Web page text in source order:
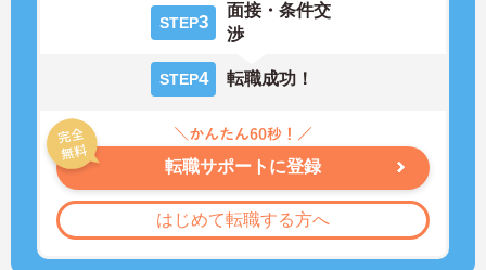
STEP3
面接・条件交
渉
STEP4 転職成功！
転職サポートに登録
はじめて転職する方へ